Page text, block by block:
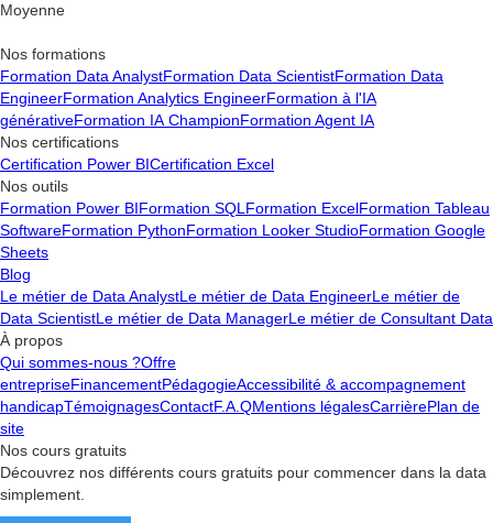
Moyenne
Nos formations
Formation Data AnalystFormation Data ScientistFormation Data
EngineerFormation Analytics EngineerFormation à l'IA
générativeFormation IA ChampionFormation Agent IA
Nos certifications
Certification Power BICertification Excel
Nos outils
Formation Power BIFormation SQL Formation ExcelFormation Tableau
SoftwareFormation PythonFormation Looker StudioFormation Google
Sheets
Blog
Le métier de Data AnalystLe métier de Data EngineerLe métier de
Data ScientistLe métier de Data ManagerLe métier de Consultant Data
À propos
Qui sommes-nous ?Offre
entrepriseFinancementPédagogieAccessibilité & accompagnement
handicapTémoignagesContactF.A.QMentions légalesCarrièrePlan de
site
Nos cours gratuits
Découvrez nos différents cours gratuits pour commencer dans la data
simplement.